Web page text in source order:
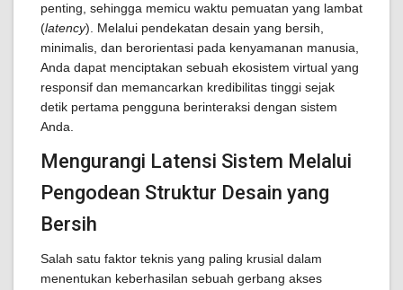
penting, sehingga memicu waktu pemuatan yang lambat
(latency). Melalui pendekatan desain yang bersih,
minimalis, dan berorientasi pada kenyamanan manusia,
Anda dapat menciptakan sebuah ekosistem virtual yang
responsif dan memancarkan kredibilitas tinggi sejak
detik pertama pengguna berinteraksi dengan sistem
Anda.
Mengurangi Latensi Sistem Melalui
Pengodean Struktur Desain yang
Bersih
Salah satu faktor teknis yang paling krusial dalam
menentukan keberhasilan sebuah gerbang akses